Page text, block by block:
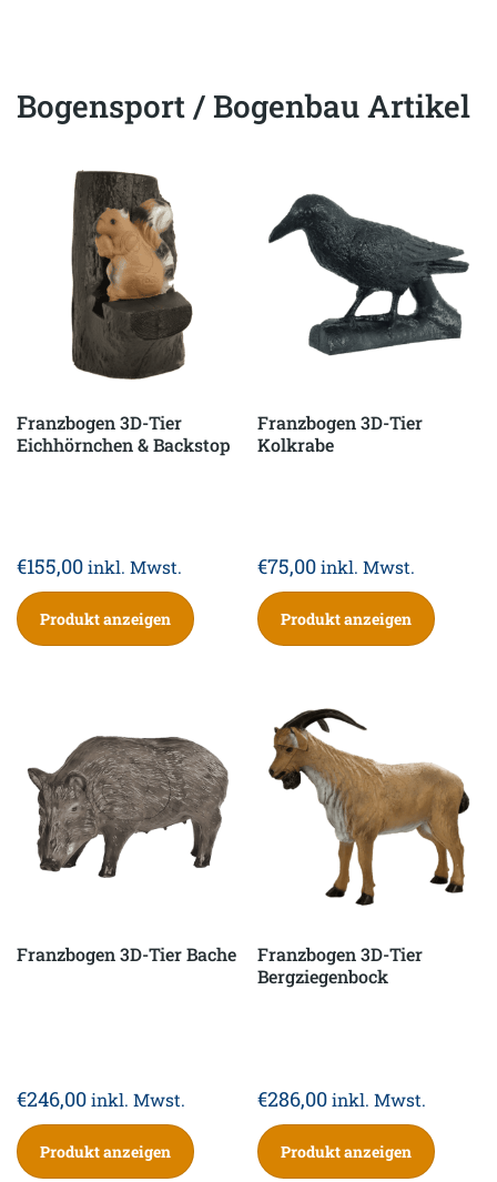
Bogensport / Bogenbau Artikel
Franzbogen 3D-Tier
Eichhörnchen & Backstop
€155,00inkl. Mwst.
Produkt anzeigen
Franzbogen 3D-Tier
Kolkrabe
€75,00 inkl. Mwst.
Produkt anzeigen
Franzbogen 3D-Tier Bache
€246,00inkl. Mwst.
Produkt anzeigen
Franzbogen 3D-Tier
Bergziegenbock
€286,00 inkl. Mwst.
Produkt anzeigen